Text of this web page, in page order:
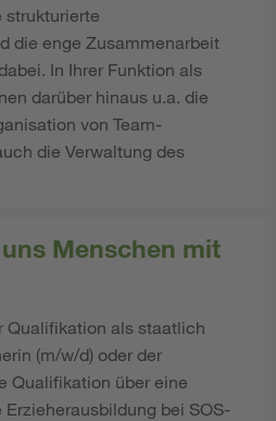
strukturierte
die enge Zusammenarbeit
In Ihrer Funktion als
darüber hinaus u.a. die
von Team-
die Verwaltung des
Menschen mit
Qualifikation als staatlich
(m/w/d) oder der
Qualifikation über eine
bei SOS-